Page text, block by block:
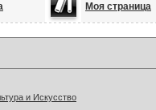
Моя страница
и Искусство